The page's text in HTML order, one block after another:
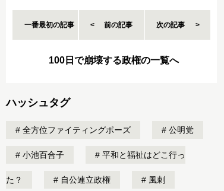
一番最初の記事 前の記事 次の記事
100日で崩壊する政権の一覧へ
ハッシュタグ
全方位ファイティングポーズ 公明党
小池百合子 平和と福祉はどこ行っ
た？ 自公連立政権 風刺